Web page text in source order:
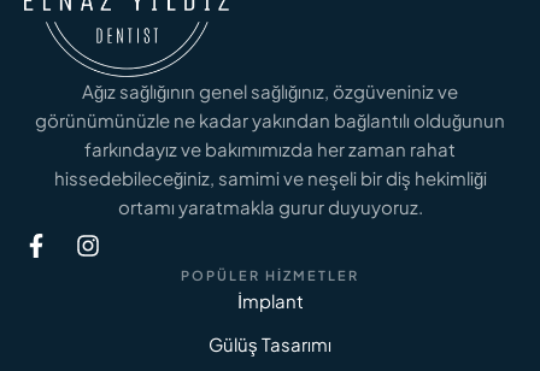
Ağız sağlığının genel sağlığınız, özgüveniniz ve
görünümünüzle ne kadar yakından bağlantılı olduğunun
farkındayız ve bakımımızda her zaman rahat
hissedebileceğiniz, samimi ve neşeli bir diş hekimliği
ortamı yaratmakla gurur duyuyoruz.
POPÜLER HIZMETLER
İmplant
Gülüş Tasarımı